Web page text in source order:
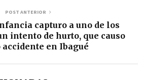
POST ANTERIOR
capturo a uno de los
intento de hurto, que causo
en Ibagué